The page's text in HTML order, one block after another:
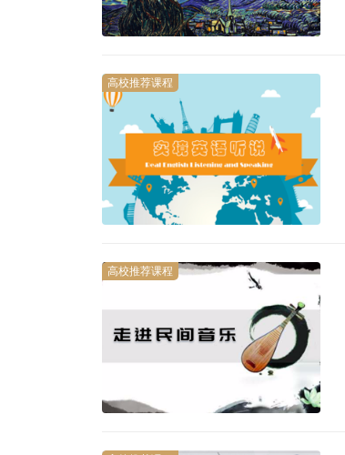
高校推荐课程
高校推荐课程